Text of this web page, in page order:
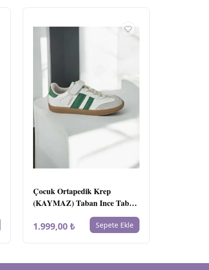
Çocuk Ortapedik Krep
(KAYMAZ) Taban Ince Taban
Bounce Taban Sneaker Spor
Ayakkabısı
1.999,00 ₺ Sepete Ekle